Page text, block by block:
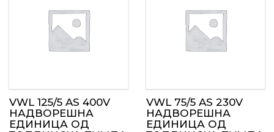
VWL 125/5 AS 400V
НАДВОРЕШНА
ЕДИНИЦА ОД
VWL 75/5 AS 230V
НАДВОРЕШНА
ЕДИНИЦА ОД